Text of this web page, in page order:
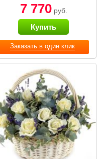
Заказать в один клик
7 770руб.
Купить